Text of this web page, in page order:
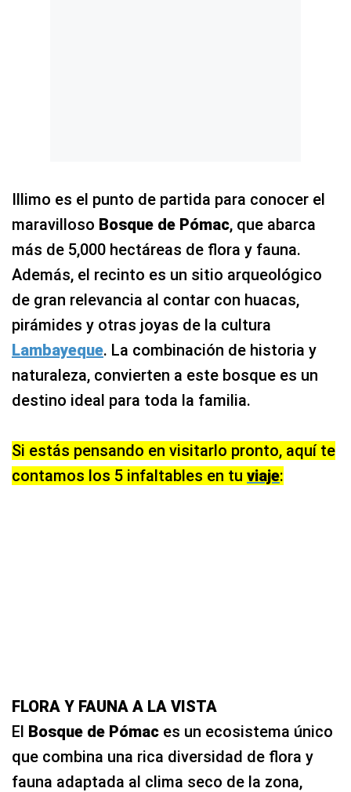
Illimo es el punto de partida para conocer el
maravilloso Bosque de Pómac, que abarca
más de 5,000 hectáreas de flora y fauna.
Además, el recinto es un sitio arqueológico
de gran relevancia al contar con huacas,
pirámides y otras joyas de la cultura
Lambayeque. La combinación de historia y
naturaleza, convierten a este bosque es un
destino ideal para toda la familia.
Si estás pensando en visitarlo pronto, aquí te
contamos los 5 infaltables en tu viaje:
FLORA Y FAUNA A LA VISTA
El Bosque de Pómac es un ecosistema único
que combina una rica diversidad de flora y
fauna adaptada al clima seco de la zona,